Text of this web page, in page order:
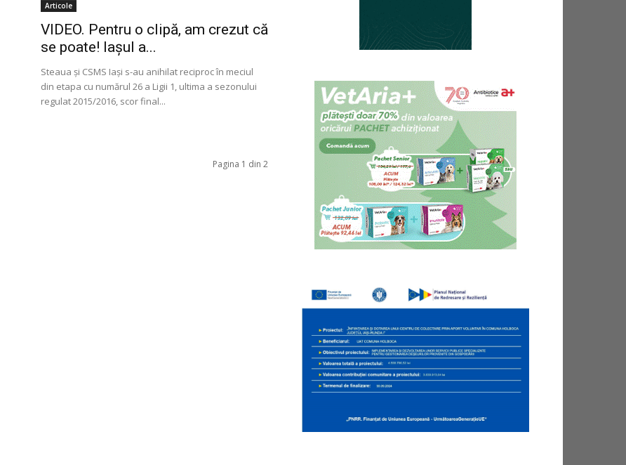
Articole
VIDEO. Pentru o clipă, am crezut că
se poate! Iașul a...
Steaua şi CSMS Iaşi s-au anihilat reciproc în meciul
din etapa cu numărul 26 a Ligii 1, ultima a sezonului
regulat 2015/2016, scor final...
Pagina 1 din 2